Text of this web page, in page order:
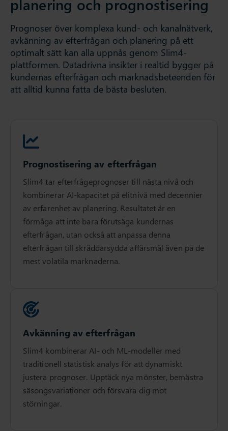
planering och prognostisering
Prognoser över komplexa kund- och kanalnätverk,
avkänning av efterfrågan och planering på ett
optimalt sätt kan alla uppnås genom Slim4-
plattformen. Datadrivna insikter i realtid bygger på
kundernas efterfrågan och marknadsbeteenden för
att alltid kunna fatta de bästa besluten.
Prognostisering av efterfrågan
Slim4 tar efterfrågeprognoser till nästa nivå och
kombinerar AI-kapacitet på elitnivå med decennier
av erfarenhet av planering. Resultatet är en
förmåga att inte bara förutsäga kundernas
efterfrågan, utan också att anpassa denna
efterfrågan till skräddarsydda affärsmål även på de
mest volatila marknaderna.
Avkänning av efterfrågan
Slim4 kombinerar AI- och ML-modeller med
traditionell statistisk analys för att dynamiskt
justera prognoser. Upptäck nya mönster, bemästra
säsongsvariationer och försvara dig mot
störningar.